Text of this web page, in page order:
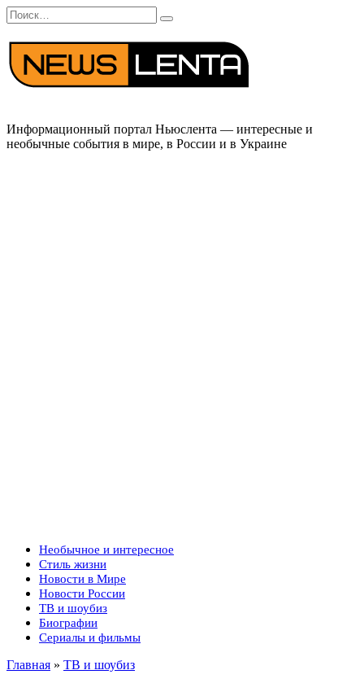
Перейти
к
содержанию
Search
for:
Информационный портал Ньюслента — интересные и
необычные события в мире, в России и в Украине
Необычное и интересное
Стиль жизни
Новости в Мире
Новости России
ТВ и шоубиз
Биографии
Сериалы и фильмы
Главная » ТВ и шоубиз